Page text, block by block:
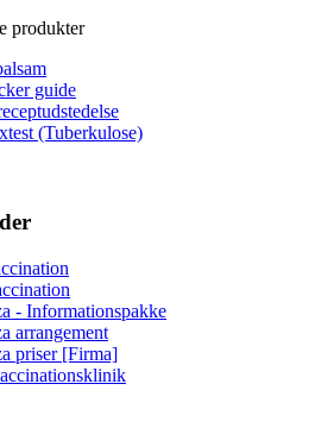
produkter
guide
(Tuberkulose)
- Informationspakke
arrangement
priser [Firma]